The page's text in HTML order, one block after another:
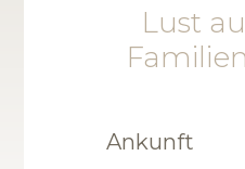
Lust
Ankunft